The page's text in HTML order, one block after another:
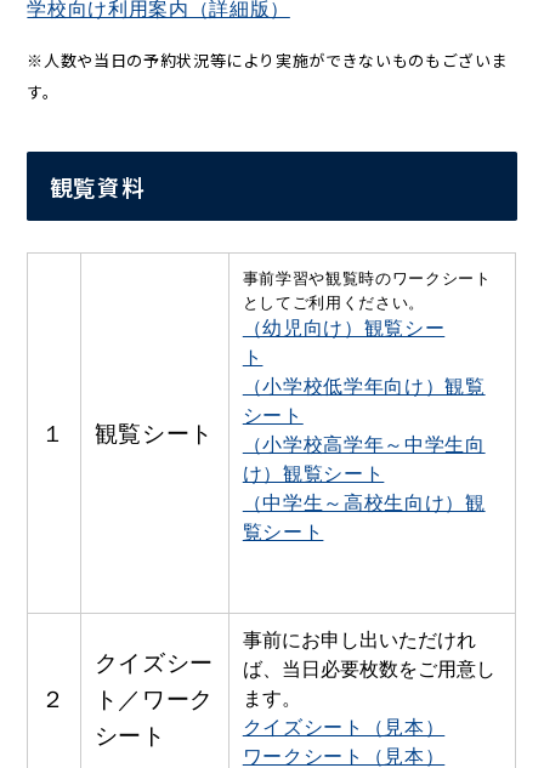
学校向け利用案内（詳細版）
※人数や当日の予約状況等により実施ができないものもございま
す。
観覧資料
１ 観覧シート
事前学習や観覧時のワークシート
としてご利用ください。
（幼児向け）観覧シー
ト
（小学校低学年向け）観覧
シート
（小学校高学年～中学生向
け）観覧シート
（中学生～高校生向け）観
覧シート
２
クイズシー
ト／ワーク
シート
事前にお申し出いただけれ
ば、当日必要枚数をご用意し
ます。
クイズシート（見本）
ワークシート（見本）